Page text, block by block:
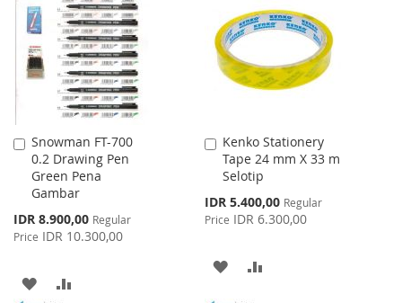
LIST
Snowman FT-700
0.2 Drawing Pen
Green Pena
Gambar
Special
Price
IDR 8.900,00 Regular
Price IDR 10.300,00
Add
to
Cart
ADD
Kenko Stationery
Tape 24 mm X 33 m
Selotip
Special
Price
IDR 5.400,00 Regular
Price IDR 6.300,00
Add
to
Cart
ADD